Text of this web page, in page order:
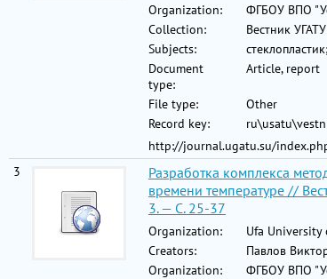
Organization:
ФГБОУ ВПО
Collection:
Вестник УГАТУ
Subjects:
Document
type:
Article, report
File type:
Other
Record key:
http://journal.ugatu.su/
3
Разработка комплекса
времени температуре //
3. — С. 25-37
Organization:
Ufa University
Creators:
Павлов
Organization:
ФГБОУ ВПО